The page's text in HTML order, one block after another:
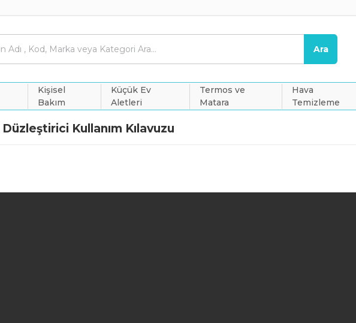
Ara
Kişisel
Bakım
Küçük Ev
Aletleri
Termos ve
Matara
Hava
Temizleme
Kullanım Kılavuzu